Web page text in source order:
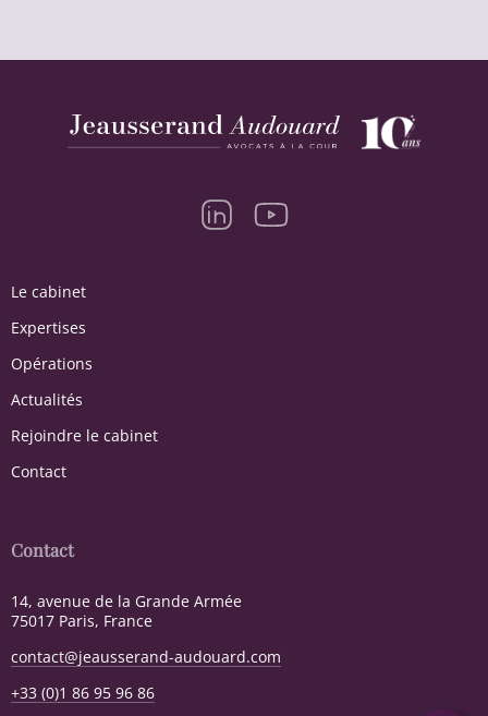
Le cabinet
Expertises
Opérations
Actualités
Rejoindre le cabinet
Contact
Contact
14, avenue de la Grande Armée
75017 Paris, France
contact@jeausserand-audouard.com
+33 (0)1 86 95 96 86